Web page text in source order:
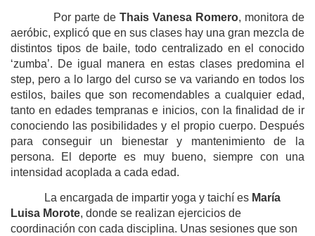
Por parte de Thais Vanesa Romero, monitora de
aeróbic, explicó que en sus clases hay una gran mezcla de
distintos tipos de baile, todo centralizado en el conocido
‘zumba’. De igual manera en estas clases predomina el
step, pero a lo largo del curso se va variando en todos los
estilos, bailes que son recomendables a cualquier edad,
tanto en edades tempranas e inicios, con la finalidad de ir
conociendo las posibilidades y el propio cuerpo. Después
para conseguir un bienestar y mantenimiento de la
persona. El deporte es muy bueno, siempre con una
intensidad acoplada a cada edad.
La encargada de impartir yoga y taichí es María
Luisa Morote, donde se realizan ejercicios de
coordinación con cada disciplina. Unas sesiones que son